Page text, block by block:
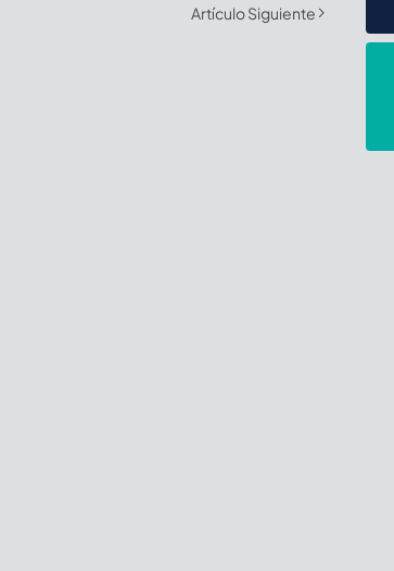
Artículo Siguiente